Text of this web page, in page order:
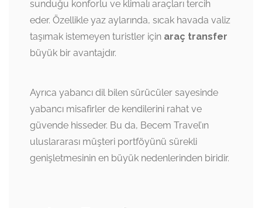
sunduğu konforlu ve klimalı araçları tercih
eder. Özellikle yaz aylarında, sıcak havada valiz
taşımak istemeyen turistler için araç transfer
büyük bir avantajdır.
Ayrıca yabancı dil bilen sürücüler sayesinde
yabancı misafirler de kendilerini rahat ve
güvende hisseder. Bu da, Becem Travel’ın
uluslararası müşteri portföyünü sürekli
genişletmesinin en büyük nedenlerinden biridir.